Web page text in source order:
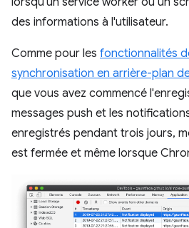
des informations à l'utilisateur.
Comme pour les fonctionnalités
synchronisation en arrière-plan
que vous avez commencé
messages push et les
enregistrés pendant trois jours,
est fermée et même lorsque